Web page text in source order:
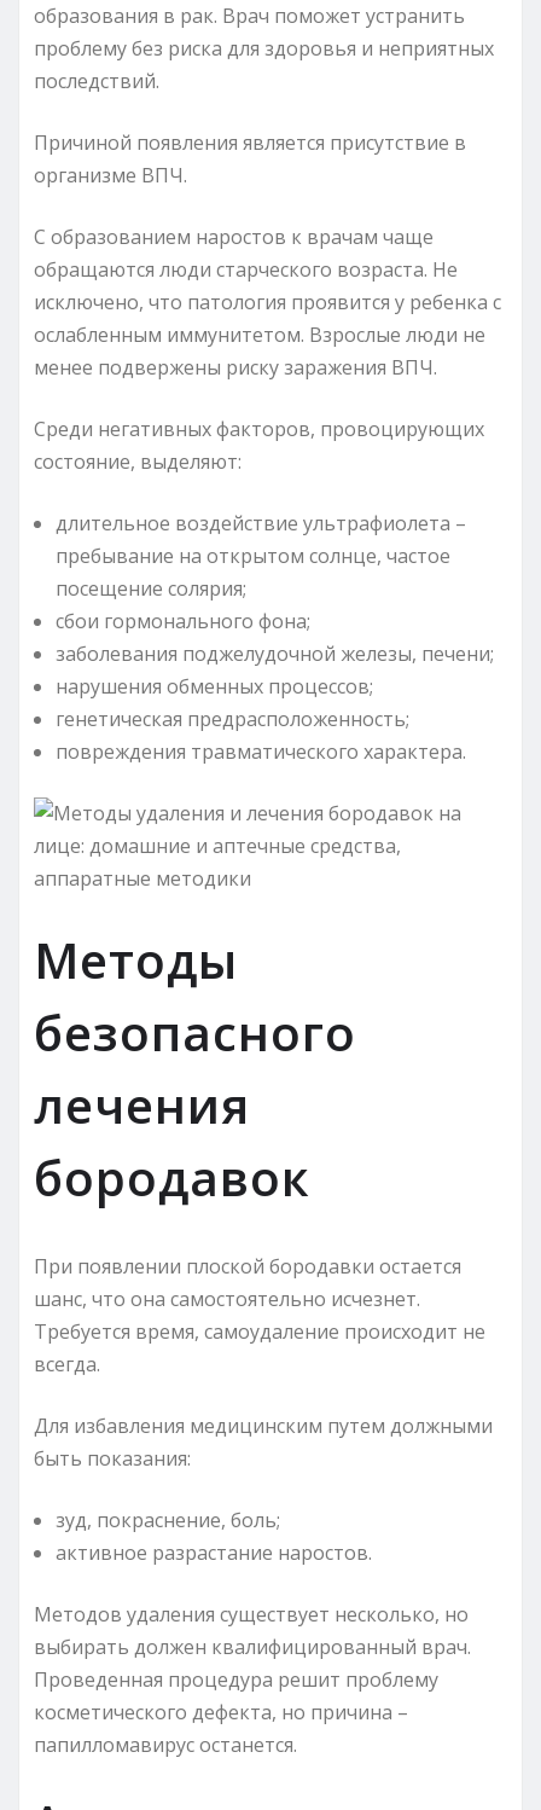
образования в рак. Врач поможет устранить
проблему без риска для здоровья и неприятных
последствий.
Причиной появления является присутствие в
организме ВПЧ.
С образованием наростов к врачам чаще
обращаются люди старческого возраста. Не
исключено, что патология проявится у ребенка с
ослабленным иммунитетом. Взрослые люди не
менее подвержены риску заражения ВПЧ.
Среди негативных факторов, провоцирующих
состояние, выделяют:
длительное воздействие ультрафиолета –
пребывание на открытом солнце, частое
посещение солярия;
сбои гормонального фона;
заболевания поджелудочной железы, печени;
нарушения обменных процессов;
генетическая предрасположенность;
повреждения травматического характера.
Методы
безопасного
лечения
бородавок
При появлении плоской бородавки остается
шанс, что она самостоятельно исчезнет.
Требуется время, самоудаление происходит не
всегда.
Для избавления медицинским путем должными
быть показания:
зуд, покраснение, боль;
активное разрастание наростов.
Методов удаления существует несколько, но
выбирать должен квалифицированный врач.
Проведенная процедура решит проблему
косметического дефекта, но причина –
папилломавирус останется.